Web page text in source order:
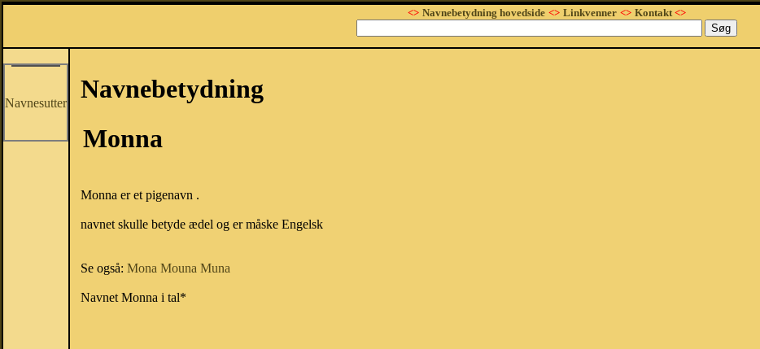
<> Navnebetydning hovedside <> Linkvenner <> Kontakt<>
Navnesutter
Navnebetydning
Monna
Monna er et pigenavn .
navnet skulle betyde ædel og er måske Engelsk
Se også: Mona Mouna Muna
Navnet Monna i tal*